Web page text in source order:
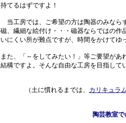
持てるはずですよ！
当工房では、ご希望の方は陶器のみなら
磁、繊細な絵付け・・・磁器ならではの
いにくい所が難点ですが、時間をかけて
また、「～をしてみたい！」等ご要望が
結構ですよ。そんな自由な工房を目指して
（土に慣れるまでは、 カリキュラ
陶芸教室